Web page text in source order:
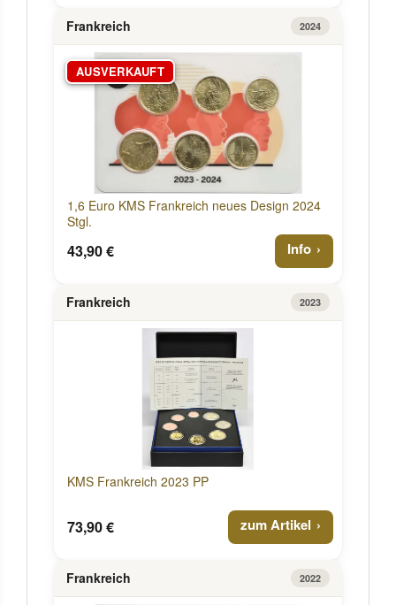
Frankreich 2024
AUSVERKAUFT
1,6 Euro KMS Frankreich neues Design 2024
Stgl.
43,90 € Info
Frankreich 2023
KMS Frankreich 2023 PP
73,90 € zum Artikel
Frankreich 2022